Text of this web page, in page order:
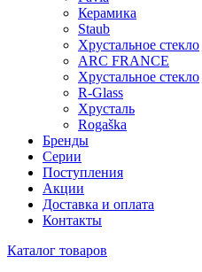
Керамика
Staub
Хрустальное стекло
ARC FRANCE
Хрустальное стекло
R-Glass
Хрусталь
Rogaška
Бренды
Серии
Поступления
Акции
Доставка и оплата
Контакты
Каталог товаров